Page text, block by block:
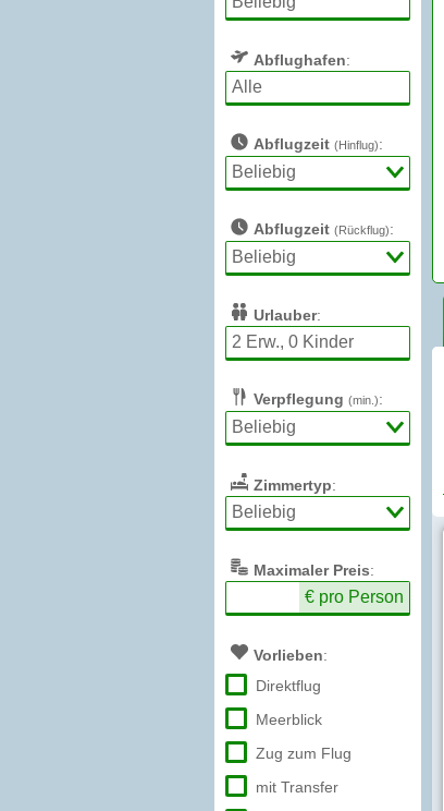
Abflughafen:
Abflugzeit (Hinflug):
Abflugzeit (Rückflug):
Urlauber:
Verpflegung (min.):
Zimmertyp:
Maximaler Preis:
€ pro Person
Vorlieben:
Direktflug
Meerblick
Zug zum Flug
mit Transfer